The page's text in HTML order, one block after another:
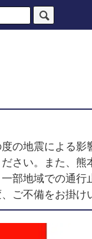
の地震による影
さい。また、熊
部地域での通行
ご不備をお掛け